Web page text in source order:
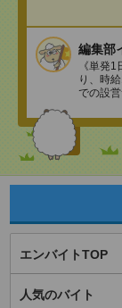
編集部
《単発
り、時
での設
エンバイトTOP
人気のバイト